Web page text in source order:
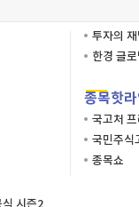
투자의
한경 글
종목핫
국고처
국민주식
종목쇼